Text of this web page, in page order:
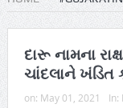
દારૂ નામના
ચાંદલાને ખંડિત
on: May 01, 2021 In: